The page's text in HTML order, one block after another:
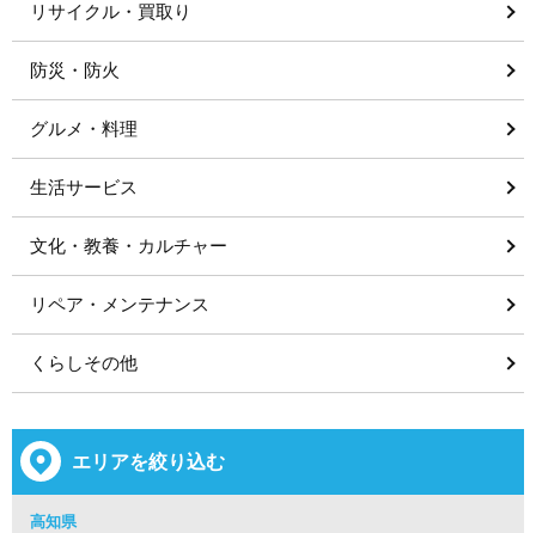
リサイクル・買取り
防災・防火
グルメ・料理
生活サービス
文化・教養・カルチャー
リペア・メンテナンス
くらしその他
エリアを絞り込む
高知県